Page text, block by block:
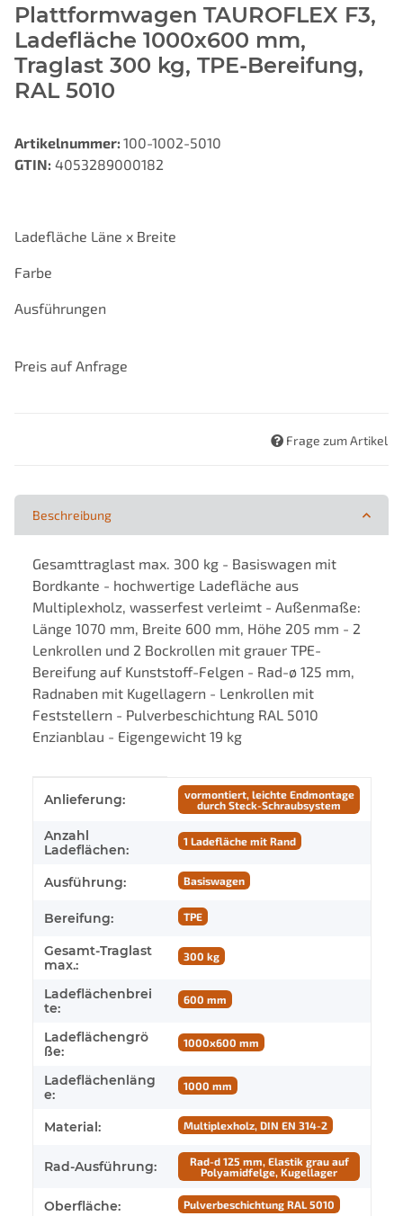
Plattformwagen TAUROFLEX F3,
Ladefläche 1000x600 mm,
Traglast 300 kg, TPE-Bereifung,
RAL 5010
Artikelnummer: 100-1002-5010
GTIN: 4053289000182
Ladefläche Läne x Breite
Farbe
Ausführungen
Preis auf Anfrage
Frage zum Artikel
Beschreibung
Gesamttraglast max. 300 kg - Basiswagen mit
Bordkante - hochwertige Ladefläche aus
Multiplexholz, wasserfest verleimt - Außenmaße:
Länge 1070 mm, Breite 600 mm, Höhe 205 mm - 2
Lenkrollen und 2 Bockrollen mit grauer TPE-
Bereifung auf Kunststoff-Felgen - Rad-ø 125 mm,
Radnaben mit Kugellagern - Lenkrollen mit
Feststellern - Pulverbeschichtung RAL 5010
Enzianblau - Eigengewicht 19 kg
Produkteigenschaft
Wert
Anlieferung:
vormontiert, leichte Endmontage
durch Steck-Schraubsystem
Anzahl
Ladeflächen:
1 Ladefläche mit Rand
Ausführung: Basiswagen
Bereifung: TPE
Gesamt-Traglast
max.:
300 kg
Ladeflächenbrei
te:
600 mm
Ladeflächengrö
ße:
1000x600 mm
Ladeflächenläng
e:
1000 mm
Material: Multiplexholz, DIN EN 314-2
Rad-Ausführung:
Rad-d 125 mm, Elastik grau auf
Polyamidfelge, Kugellager
Oberfläche: Pulverbeschichtung RAL 5010